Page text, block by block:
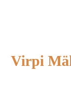
Virpi